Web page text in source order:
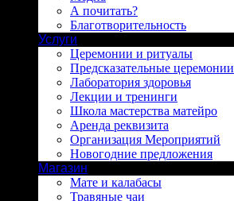
А почитать?
Благотворительность
Услуги
Церемонии и ритуалы
Предсказательные церемонии
Лаборатория здоровья
Лекции и тренинги
Школа мастерства матейро
Аренда реквизита
Организация Мероприятий
Новогодние предложения
Магазин
Мате и калабасы
Травяные чаи